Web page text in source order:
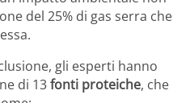
del 25% di gas serra che
gli esperti hanno
di 13fonti proteiche, che